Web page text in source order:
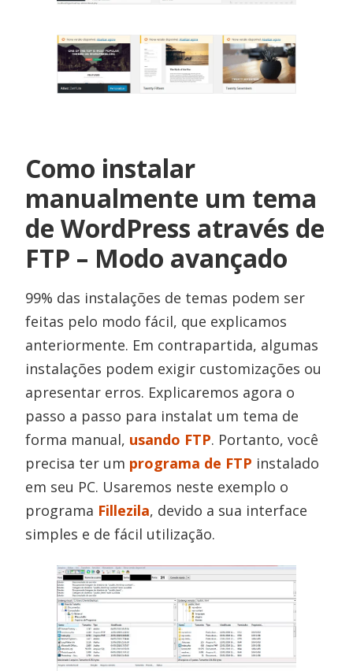
Como instalar
manualmente um tema
de WordPress através de
FTP – Modo avançado
99% das instalações de temas podem ser
feitas pelo modo fácil, que explicamos
anteriormente. Em contrapartida, algumas
instalações podem exigir customizações ou
apresentar erros. Explicaremos agora o
passo a passo para instalat um tema de
forma manual, usando FTP. Portanto, você
precisa ter um programa de FTP instalado
em seu PC. Usaremos neste exemplo o
programa Fillezila, devido a sua interface
simples e de fácil utilização.